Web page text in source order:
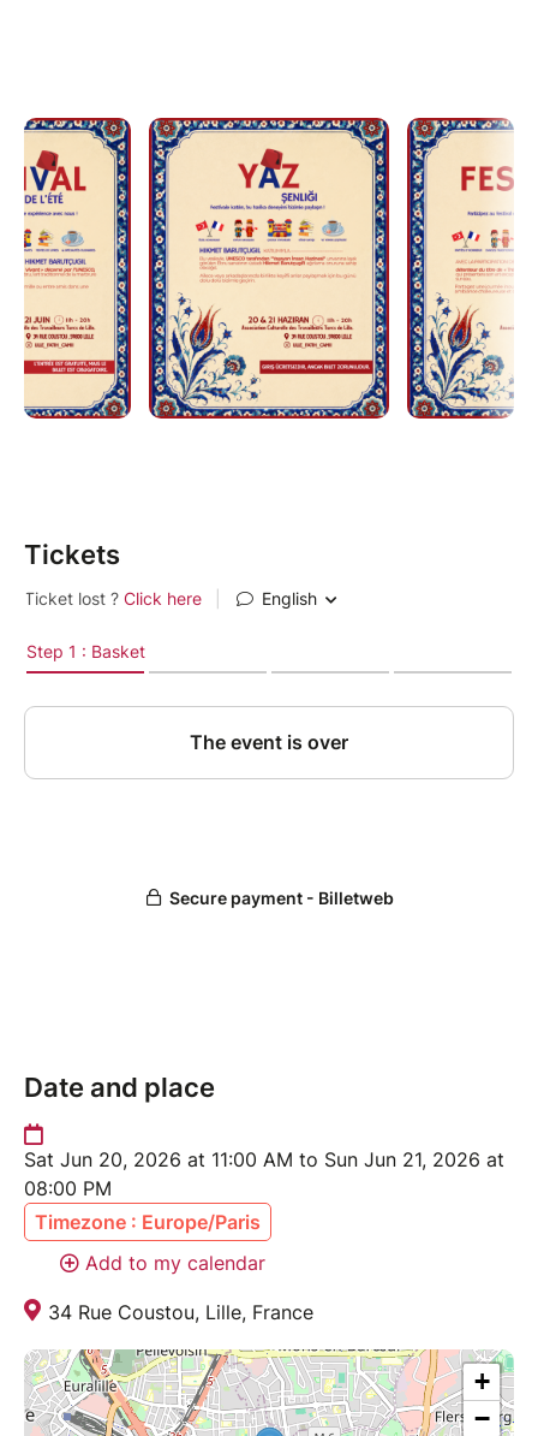
les 20 et 21 juin !
Animations, ateliers, découvertes et surprises seront
au rendez-vous tout au long de ces deux journées.
Nous avons hâte de vous accueillir et de partager ce
moment avec vous !
Tickets
Date and place
Sat Jun 20, 2026 at 11:00 AM to Sun Jun 21, 2026 at
08:00 PM
Timezone : Europe/Paris
Add to my calendar
34 Rue Coustou, Lille, France
+
−